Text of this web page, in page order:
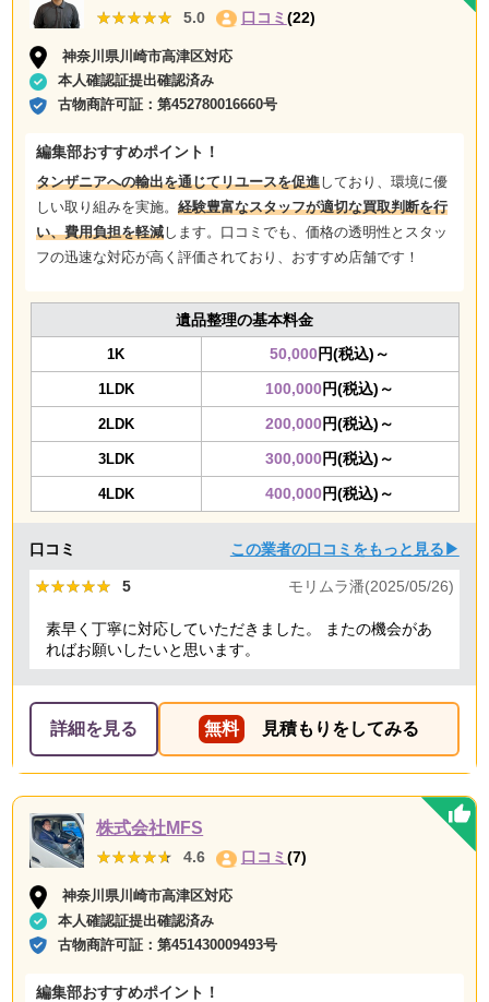
★★★★★
★★★★★ 5.0 口コミ (22)
神奈川県川崎市高津区対応
本人確認証提出確認済み
古物商許可証：第452780016660号
編集部おすすめポイント！
タンザニアへの輸出を通じてリユースを促進しており、環境に優
しい取り組みを実施。 経験豊富なスタッフが適切な買取判断を行
い、費用負担を軽減します。口コミでも、価格の透明性とスタッ
フの迅速な対応が高く評価されており、おすすめ店舗です！
遺品整理の基本料金
1K 50,000円(税込)～
1LDK 100,000円(税込)～
2LDK 200,000円(税込)～
3LDK 300,000円(税込)～
4LDK 400,000円(税込)～
口コミ この業者の口コミをもっと見る▶
★★★★★
★★★★★ 5 モリムラ潘(2025/05/26)
素早く丁寧に対応していただきました。 またの機会があ
ればお願いしたいと思います。
詳細を見る 無料 見積もりをしてみる
株式会社MFS
★★★★★
★★★★★ 4.6 口コミ(7)
神奈川県川崎市高津区対応
本人確認証提出確認済み
古物商許可証：第451430009493号
編集部おすすめポイント！